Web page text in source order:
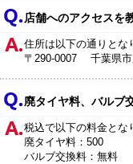
店舗へのアクセスを
住所は以下の通りとな
〒290-0007 千葉県市
廃タイヤ料、バルブ
税込で以下の料金とな
廃タイヤ料：500
バルブ交換料：無料